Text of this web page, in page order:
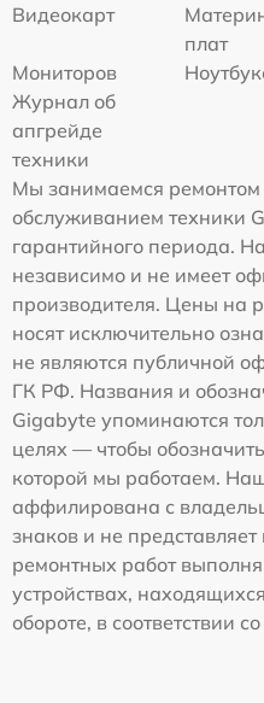
Видеокарт
плат
Мониторов
Журнал об
апгрейде
техники
Мы занимаемся ремонтом
обслуживанием техники
гарантийного периода.
независимо и не имеет
производителя. Цены на
носят исключительно
не являются публичной
ГК РФ. Названия и
Gigabyte упоминаются
целях — чтобы
которой мы работаем.
аффилирована с
знаков и не
ремонтных работ
устройствах,
обороте, в соответствии